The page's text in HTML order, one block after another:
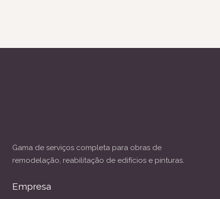
Gama de serviços completa para obras de
remodelação, reabilitação de edifícios e pinturas.
Empresa